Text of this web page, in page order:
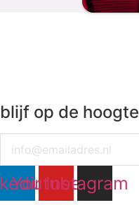
blijf op de hoogte
YoutubeInstagram